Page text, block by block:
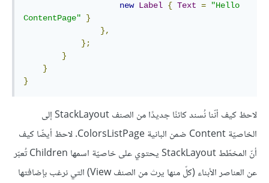
new Label { Text =
"Hello
ContentPage"
}
},
};
}
}
}
لاحظ كيف أنّنا نُسند كائنًا جديدًا من الصنف StackLayout إلى
الخاصيّة Content ضمن البانية ColorsListPage. لاحظ أيضّا كيف
أنّ المخطّط StackLayout يحتوي على خاصيّة اسمها Children تُعبّر
عن العناصر الأبناء (كلّ منها يرث من الصنف View) التي نرغب بإضافتها